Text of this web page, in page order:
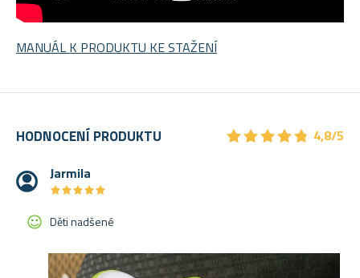
MANUÁL K PRODUKTU KE STAŽENÍ
HODNOCENÍ PRODUKTU ★★★★★
★★★★★ 4,8/5
Jarmila
★★★★★
★★★★★
Děti nadšené